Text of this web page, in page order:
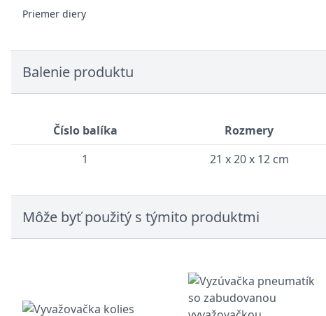
Priemer diery
Balenie produktu
Číslo balíka Rozmery
1
21 x 20 x 12 cm
Môže byť použitý s týmito produktmi